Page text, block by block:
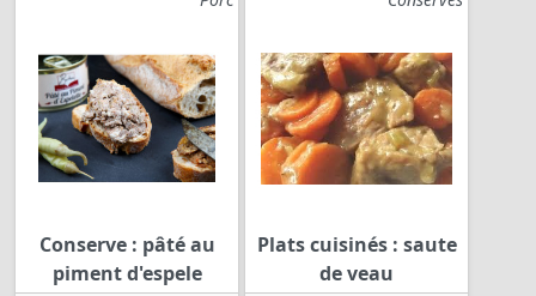
Conserve : pâté au
piment d'espele
Plats cuisinés : saute
de veau